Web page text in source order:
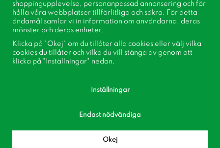
Nyhetsbrev
Om cookies
Inspiration
Bli medlem i vår kundklubb!
shoppingupplevelse, personanpassad annonsering och för
hålla våra webbplatser tillförlitliga och säkra. För detta
ändamål samlar vi in information om användarna, deras
mönster och deras enheter.
Klicka på "Okej" om du tillåter alla cookies eller välj vilka
cookies du tillåter och vilka du vill stänga av genom att
klicka på "Inställningar" nedan.
Inställningar
Endast nödvändiga
Okej